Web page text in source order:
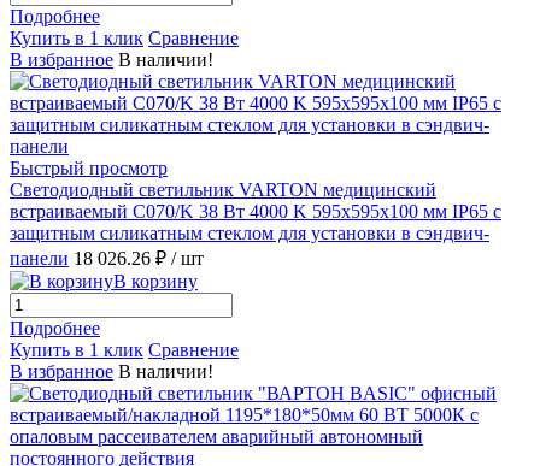
Подробнее
Купить в 1 клик Сравнение
В избранное В наличии!
Быстрый просмотр
Светодиодный светильник VARTON медицинский
встраиваемый C070/K 38 Вт 4000 K 595х595х100 мм IP65 с
защитным силикатным стеклом для установки в сэндвич-
панели 18 026.26 ₽ / шт
В корзину
Подробнее
Купить в 1 клик Сравнение
В избранное В наличии!